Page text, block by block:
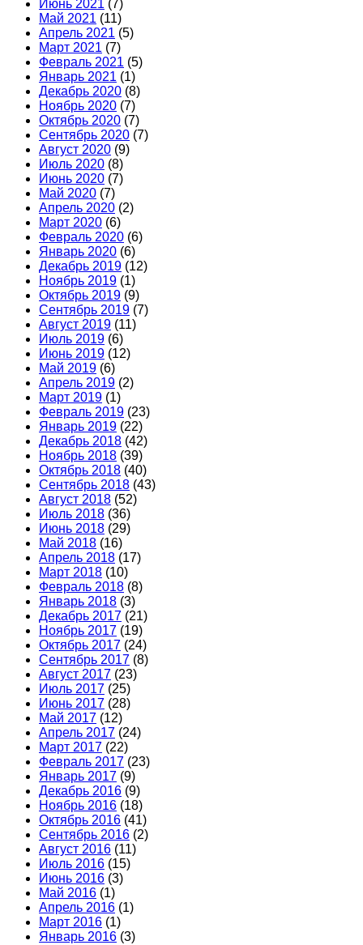
Июнь 2021 (7)
Май 2021 (11)
Апрель 2021 (5)
Март 2021 (7)
Февраль 2021 (5)
Январь 2021 (1)
Декабрь 2020 (8)
Ноябрь 2020 (7)
Октябрь 2020 (7)
Сентябрь 2020 (7)
Август 2020 (9)
Июль 2020 (8)
Июнь 2020 (7)
Май 2020 (7)
Апрель 2020 (2)
Март 2020 (6)
Февраль 2020 (6)
Январь 2020 (6)
Декабрь 2019 (12)
Ноябрь 2019 (1)
Октябрь 2019 (9)
Сентябрь 2019 (7)
Август 2019 (11)
Июль 2019 (6)
Июнь 2019 (12)
Май 2019 (6)
Апрель 2019 (2)
Март 2019 (1)
Февраль 2019 (23)
Январь 2019 (22)
Декабрь 2018 (42)
Ноябрь 2018 (39)
Октябрь 2018 (40)
Сентябрь 2018 (43)
Август 2018 (52)
Июль 2018 (36)
Июнь 2018 (29)
Май 2018 (16)
Апрель 2018 (17)
Март 2018 (10)
Февраль 2018 (8)
Январь 2018 (3)
Декабрь 2017 (21)
Ноябрь 2017 (19)
Октябрь 2017 (24)
Сентябрь 2017 (8)
Август 2017 (23)
Июль 2017 (25)
Июнь 2017 (28)
Май 2017 (12)
Апрель 2017 (24)
Март 2017 (22)
Февраль 2017 (23)
Январь 2017 (9)
Декабрь 2016 (9)
Ноябрь 2016 (18)
Октябрь 2016 (41)
Сентябрь 2016 (2)
Август 2016 (11)
Июль 2016 (15)
Июнь 2016 (3)
Май 2016 (1)
Апрель 2016 (1)
Март 2016 (1)
Январь 2016 (3)